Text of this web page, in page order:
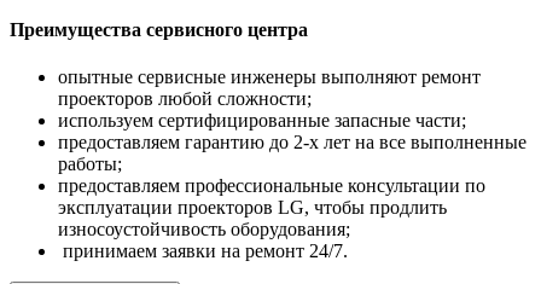
Преимущества сервисного центра
опытные сервисные инженеры выполняют ремонт
проекторов любой сложности;
используем сертифицированные запасные части;
предоставляем гарантию до 2-х лет на все выполненные
работы;
предоставляем профессиональные консультации по
эксплуатации проекторов LG, чтобы продлить
износоустойчивость оборудования;
принимаем заявки на ремонт 24/7.